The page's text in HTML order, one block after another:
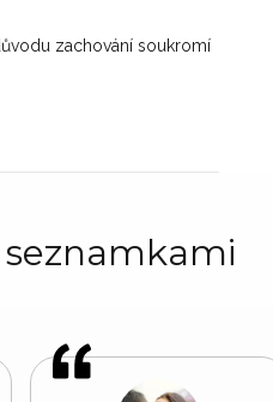
zachování soukromí